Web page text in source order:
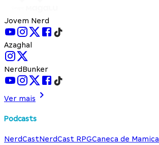
Jovem Nerd
Azaghal
NerdBunker
Ver mais
Podcasts
NerdCastNerdCast RPGCaneca de